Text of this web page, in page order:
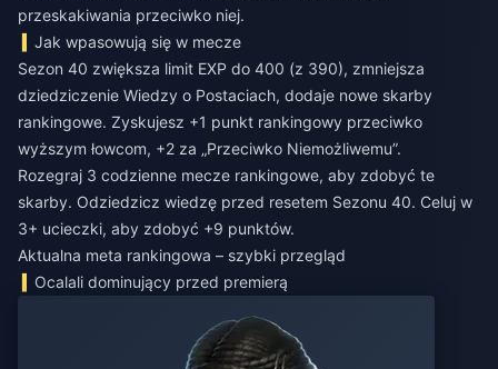
przeskakiwania przeciwko niej.
Jak wpasowują się w mecze
Sezon 40 zwiększa limit EXP do 400 (z 390), zmniejsza
dziedziczenie Wiedzy o Postaciach, dodaje nowe skarby
rankingowe. Zyskujesz +1 punkt rankingowy przeciwko
wyższym łowcom, +2 za „Przeciwko Niemożliwemu”.
Rozegraj 3 codzienne mecze rankingowe, aby zdobyć te
skarby. Odziedzicz wiedzę przed resetem Sezonu 40. Celuj w
3+ ucieczki, aby zdobyć +9 punktów.
Aktualna meta rankingowa – szybki przegląd
Ocalali dominujący przed premierą